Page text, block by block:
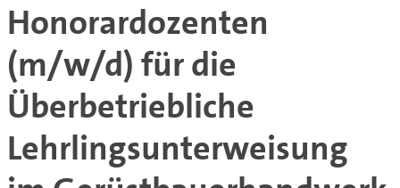
Honorardozenten
(m/w/d) für die
Überbetriebliche
Lehrlingsunterweisung